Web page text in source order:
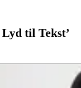
til Tekst’